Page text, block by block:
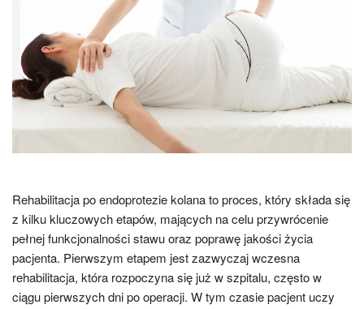
Rehabilitacja po endoprotezie kolana to proces, który składa się
z kilku kluczowych etapów, mających na celu przywrócenie
pełnej funkcjonalności stawu oraz poprawę jakości życia
pacjenta. Pierwszym etapem jest zazwyczaj wczesna
rehabilitacja, która rozpoczyna się już w szpitalu, często w
ciągu pierwszych dni po operacji. W tym czasie pacjent uczy